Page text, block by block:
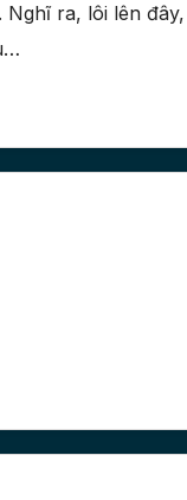
Nghĩ ra, lôi lên đây,